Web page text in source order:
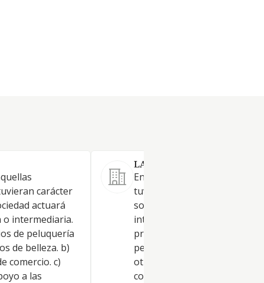
carácter
actuará
o intermediaria.
de peluquería
de belleza. b)
comercio. c)
a las
LA SALA STYLE ROOM SL
En aquellas actividades que
tuvieran carácter
sociedad actuará como
intermediaria. Objeto: La
prestación de servicios de
peluquería y estética.
otros tratamientos de
comercio al por menor de